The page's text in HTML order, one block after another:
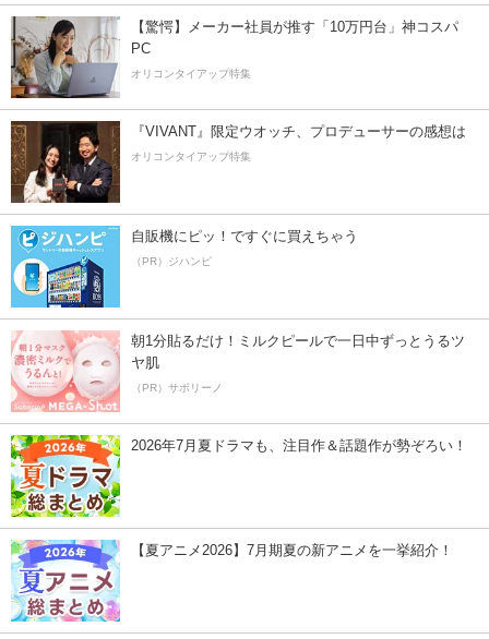
【驚愕】メーカー社員が推す「10万円台」神コスパ
PC
オリコンタイアップ特集
『VIVANT』限定ウオッチ、プロデューサーの感想は
オリコンタイアップ特集
自販機にピッ！ですぐに買えちゃう
（PR）ジハンピ
朝1分貼るだけ！ミルクピールで一日中ずっとうるツ
ヤ肌
（PR）サボリーノ
2026年7月夏ドラマも、注目作＆話題作が勢ぞろい！
【夏アニメ2026】7月期夏の新アニメを一挙紹介！